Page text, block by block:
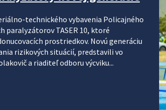
technického vybavenia Policajného
paralyzátorov TASER 10, ktoré
prostriedkov. Novú generáciu
rizikových situácií, predstavili vo
a riaditeľ odboru výcviku...